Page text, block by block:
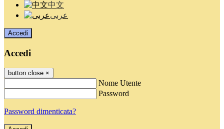
中文
عربى
Accedi
Accedi
button close ×
Nome Utente
Password
Password dimenticata?